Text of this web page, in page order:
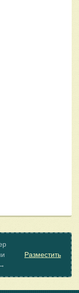
Разместить